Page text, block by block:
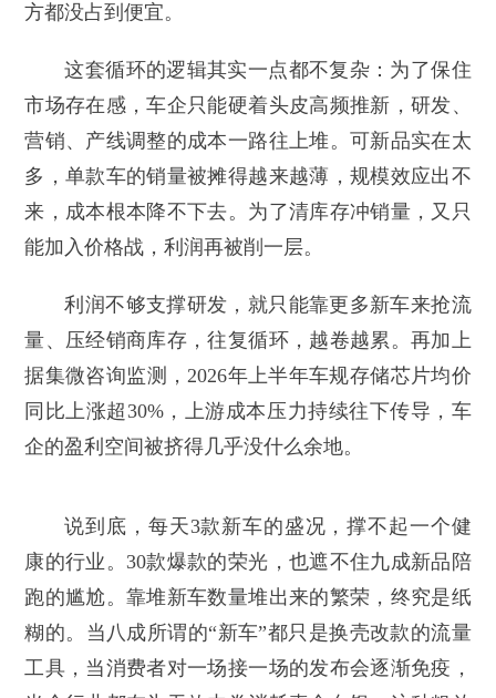
方都没占到便宜。
这套循环的逻辑其实一点都不复杂：为了保住
市场存在感，车企只能硬着头皮高频推新，研发、
营销、产线调整的成本一路往上堆。可新品实在太
多，单款车的销量被摊得越来越薄，规模效应出不
来，成本根本降不下去。为了清库存冲销量，又只
能加入价格战，利润再被削一层。
利润不够支撑研发，就只能靠更多新车来抢流
量、压经销商库存，往复循环，越卷越累。再加上
据集微咨询监测，2026年上半年车规存储芯片均价
同比上涨超30%，上游成本压力持续往下传导，车
企的盈利空间被挤得几乎没什么余地。
说到底，每天3款新车的盛况，撑不起一个健
康的行业。30款爆款的荣光，也遮不住九成新品陪
跑的尴尬。靠堆新车数量堆出来的繁荣，终究是纸
糊的。当八成所谓的“新车”都只是换壳改款的流量
工具，当消费者对一场接一场的发布会逐渐免疫，